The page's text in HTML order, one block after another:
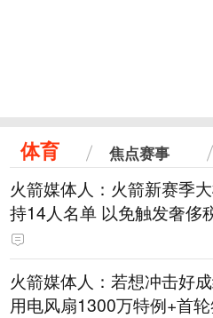
体育 焦点赛事
火箭媒体人：火箭新赛季
持14人名单 以免触发奢侈
火箭媒体人：若想冲击好
用电风扇1300万特例+首